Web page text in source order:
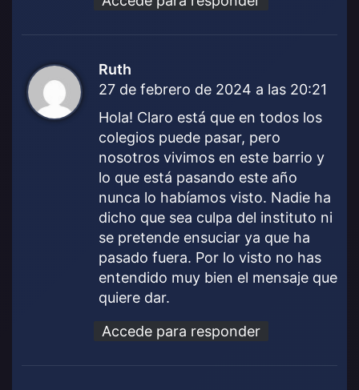
Ruth
i
c
e
:
27 de febrero de 2024 a las 20:21
Hola! Claro está que en todos los
colegios puede pasar, pero
nosotros vivimos en este barrio y
lo que está pasando este año
nunca lo habíamos visto. Nadie ha
dicho que sea culpa del instituto ni
se pretende ensuciar ya que ha
pasado fuera. Por lo visto no has
entendido muy bien el mensaje que
quiere dar.
Accede para responder